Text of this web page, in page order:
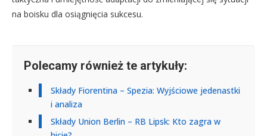
na boisku dla osiągnięcia sukcesu.
Polecamy również te artykuły:
Składy Fiorentina – Spezia: Wyjściowe jedenastki
i analiza
Składy Union Berlin – RB Lipsk: Kto zagra w